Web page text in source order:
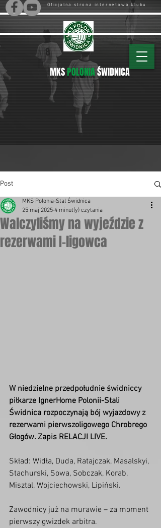
Oficjalna strona internetowa klubu
MKSPOLONIAŚWIDNICA
Post
Walczyliśmy na wyjeździe z
rezerwami I-ligowca
MKS Polonia-Stal Świdnica
25 maj 2025 4 minut(y) czytania
W niedzielne przedpołudnie świdniccy
piłkarze IgnerHome Polonii-Stali
Świdnica rozpoczynają bój wyjazdowy z
rezerwami pierwszoligowego Chrobrego
Głogów. Zapis RELACJI LIVE.
Skład: Widła, Duda, Ratajczak, Masalskyi,
Stachurski, Sowa, Sobczak, Korab,
Misztal, Wojciechowski, Lipiński.
Zawodnicy już na murawie – za moment
pierwszy gwizdek arbitra.